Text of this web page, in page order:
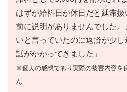
はずが給料日が休日だと延滞
前に説明がありませんでした
いと言っていたのに返済が少
話がかかってきました」
※個人の感想であり実際の被害内容を
ん